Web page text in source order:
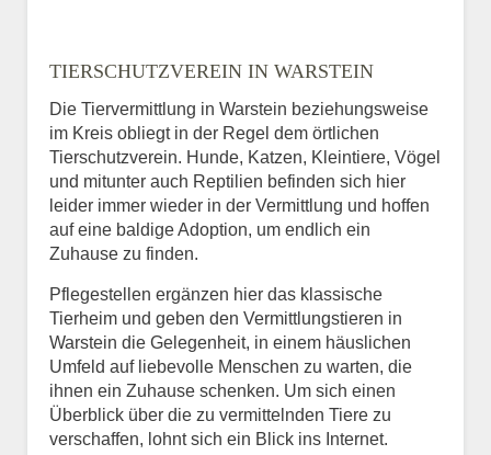
TIERSCHUTZVEREIN IN WARSTEIN
Die Tiervermittlung in Warstein beziehungsweise
im Kreis obliegt in der Regel dem örtlichen
Tierschutzverein. Hunde, Katzen, Kleintiere, Vögel
und mitunter auch Reptilien befinden sich hier
leider immer wieder in der Vermittlung und hoffen
auf eine baldige Adoption, um endlich ein
Zuhause zu finden.
Pflegestellen ergänzen hier das klassische
Tierheim und geben den Vermittlungstieren in
Warstein die Gelegenheit, in einem häuslichen
Umfeld auf liebevolle Menschen zu warten, die
ihnen ein Zuhause schenken. Um sich einen
Überblick über die zu vermittelnden Tiere zu
verschaffen, lohnt sich ein Blick ins Internet.